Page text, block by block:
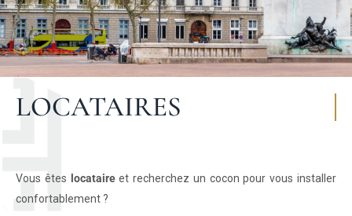
LOCATAIRES
Vous êtes locataireet recherchez un cocon pour vous installer
confortablement ?